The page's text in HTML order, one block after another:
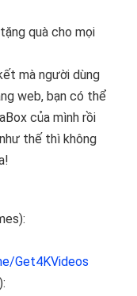
quà cho mọi
mà người dùng
web, bạn có thể
của mình rồi
thế thì không
Get4KVideos